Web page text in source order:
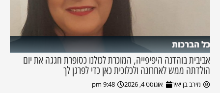
כל הברכות
אביבית בוהדנה היפיפייה, המוכרת לכולנו כסופרת חגגה את יום
הולדתה ממש לאחרונה ולכלוכית כאן כדי לפרגן לך
מירב בן יאיר אוגוסט 4, 2026 9:48 pm